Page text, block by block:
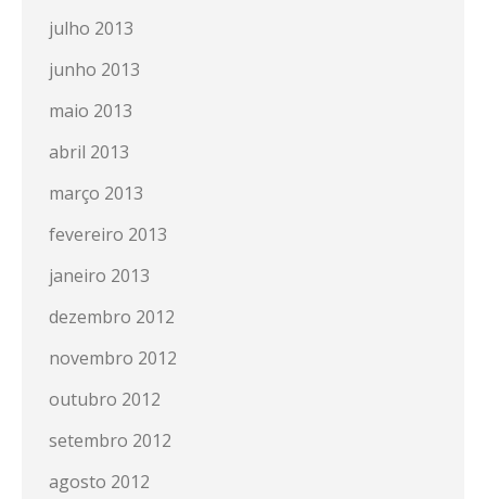
julho 2013
junho 2013
maio 2013
abril 2013
março 2013
fevereiro 2013
janeiro 2013
dezembro 2012
novembro 2012
outubro 2012
setembro 2012
agosto 2012